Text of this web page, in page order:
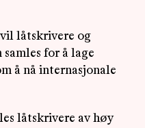
låtskrivere og
for å lage
å nå internasjonale
låtskrivere av høy